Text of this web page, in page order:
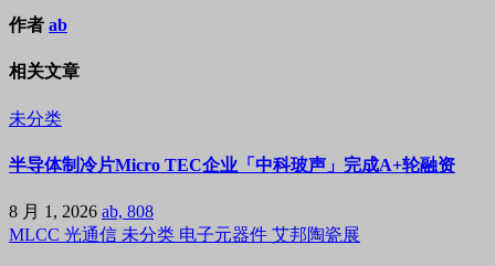
作者 ab
相关文章
未分类
半导体制冷片Micro TEC企业「中科玻声」完成A+轮融资
8 月 1, 2026 ab, 808
MLCC 光通信 未分类 电子元器件 艾邦陶瓷展